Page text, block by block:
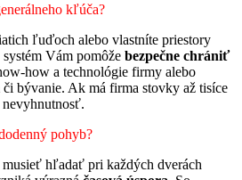
kľúča?
ľuďoch alebo vlastníte priestory
Vám pomôže bezpečne chrániť
how a technológie firmy alebo
bývanie. Ak má firma stovky až tisíce
pohyb?
hľadať pri každých dverách